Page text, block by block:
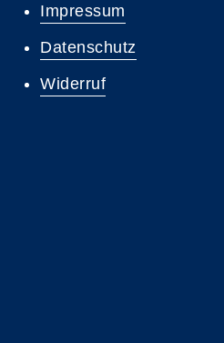
Impressum
Datenschutz
Widerruf